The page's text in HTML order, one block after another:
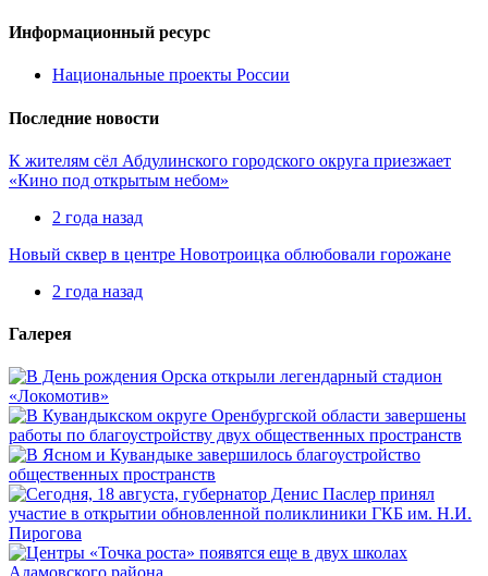
Информационный ресурс
Национальные проекты России
Последние новости
К жителям сёл Абдулинского городского округа приезжает
«Кино под открытым небом»
2 года назад
Новый сквер в центре Новотроицка облюбовали горожане
2 года назад
Галерея